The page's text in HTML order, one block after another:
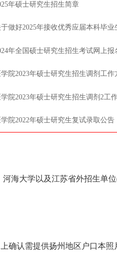
年硕士研究生招生简章
年全国硕士研究生招生考试网上报
院2023年硕士研究生招生调剂工作
院2023年硕士研究生招生调剂2工
院2022年硕士研究生复试录取公告
海大学以及江苏省外招生单
确认需提供扬州地区户口本照